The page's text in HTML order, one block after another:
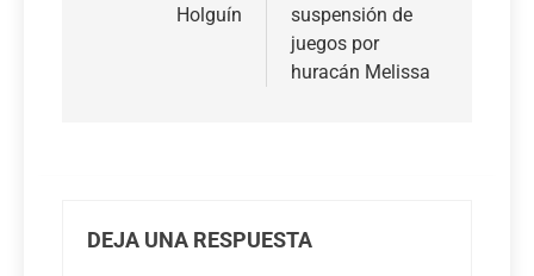
Holguín
suspensión de
juegos por
huracán Melissa
DEJA UNA RESPUESTA